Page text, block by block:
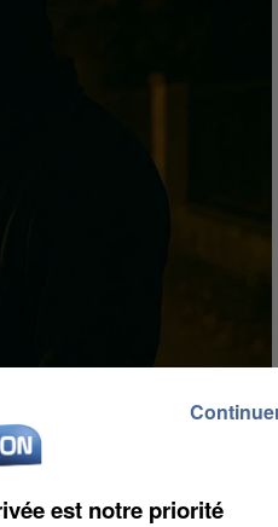
est notre priorité